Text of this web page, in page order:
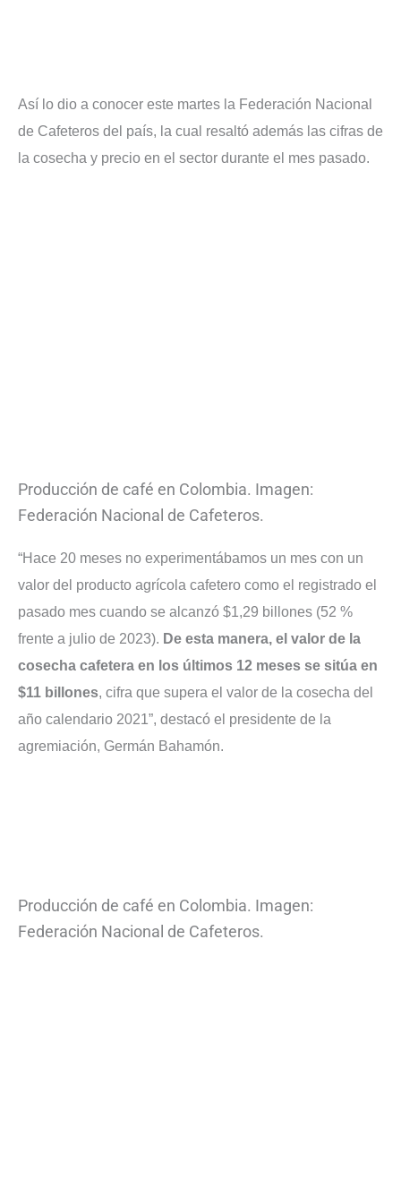
Así lo dio a conocer este martes la Federación Nacional
de Cafeteros del país, la cual resaltó además las cifras de
la cosecha y precio en el sector durante el mes pasado.
Producción de café en Colombia. Imagen:
Federación Nacional de Cafeteros.
“Hace 20 meses no experimentábamos un mes con un
valor del producto agrícola cafetero como el registrado el
pasado mes cuando se alcanzó $1,29 billones (52 %
frente a julio de 2023). De esta manera, el valor de la
cosecha cafetera en los últimos 12 meses se sitúa en
$11 billones, cifra que supera el valor de la cosecha del
año calendario 2021”, destacó el presidente de la
agremiación, Germán Bahamón.
Producción de café en Colombia. Imagen:
Federación Nacional de Cafeteros.